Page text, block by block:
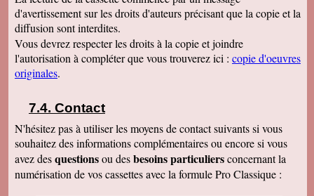
d'avertissement sur les droits d'auteurs précisant que la copie et la
diffusion sont interdites.
Vous devrez respecter les droits à la copie et joindre
l'autorisation à compléter que vous trouverez ici : copie d'oeuvres
originales.
Contact
N'hésitez pas à utiliser les moyens de contact suivants si vous
souhaitez des informations complémentaires ou encore si vous
avez desquestionsou desbesoins particuliersconcernant la
numérisation de vos cassettes avec la formule Pro Classique :